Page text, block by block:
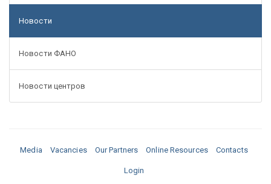
Новости
Новости ФАНО
Новости центров
Media Vacancies Our Partners Online Resources Contacts
Login